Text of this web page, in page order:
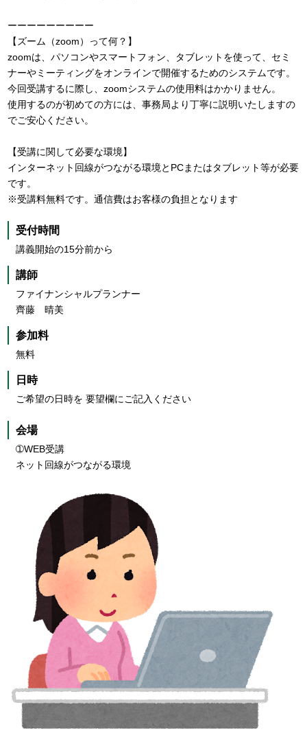
ーーーーーーーーー
【ズーム（zoom）って何？】
zoomは、パソコンやスマートフォン、タブレットを使って、セミ
ナーやミーティングをオンラインで開催するためのシステムです。
今回受講するに際し、zoomシステムの使用料はかかりません。
使用するのが初めての方には、事務局より丁寧に説明いたしますの
でご安心ください。
【受講に関して必要な環境】
インターネット回線がつながる環境とPCまたはタブレット等が必要
です。
※受講料無料です。通信費はお客様の負担となります
受付時間
講義開始の15分前から
講師
ファイナンシャルプランナー
齊藤 晴美
参加料
無料
日時
ご希望の日時を 要望欄にご記入ください
会場
➀WEB受講
ネット回線がつながる環境